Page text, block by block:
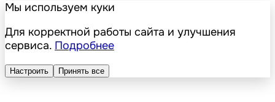
Мы используем куки
Для корректной работы сайта и улучшения
сервиса. Подробнее
Настроить Принять все